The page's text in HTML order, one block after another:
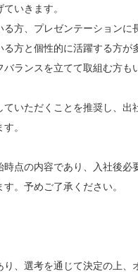
いきます。
る方、プレゼンテーションに
方と個性的に活躍する方が
バランスを立てて取組む方も
いただくことを推奨し、出
。
点の内容であり、入社後必
。予めご了承ください。
、選考を通じて決定の上、